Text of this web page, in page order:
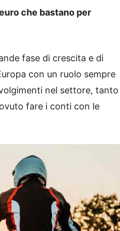
che bastano per
fase di crescita e di
con un ruolo sempre
nel settore, tanto
fare i conti con le